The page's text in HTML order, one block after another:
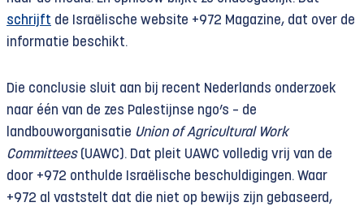
schrijft de Israëlische website +972 Magazine, dat over de
informatie beschikt.
Die conclusie sluit aan bij recent Nederlands onderzoek
naar één van de zes Palestijnse ngo’s – de
landbouworganisatie Union of Agricultural Work
Committees(UAWC). Dat pleit UAWC volledig vrij van de
door +972 onthulde Israëlische beschuldigingen. Waar
+972 al vaststelt dat die niet op bewijs zijn gebaseerd,